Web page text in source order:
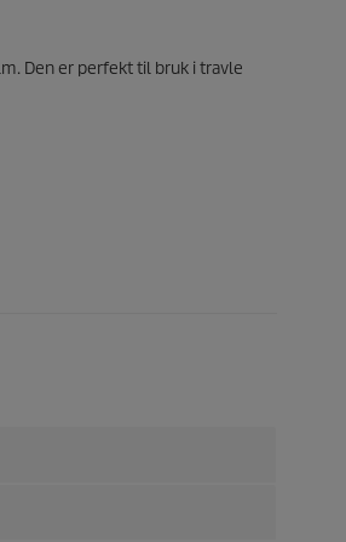
Den er perfekt til bruk i travle